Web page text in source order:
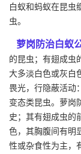
白蚁和蚂蚁在昆虫
虫。
萝岗防治白蚁
的昆虫；有翅成虫
大多淡白色或灰白
畏光，行隐蔽活动
变态类昆虫。萝岗
史；其有翅成虫的
色，其胸腹间有明
性或杂食性为主，